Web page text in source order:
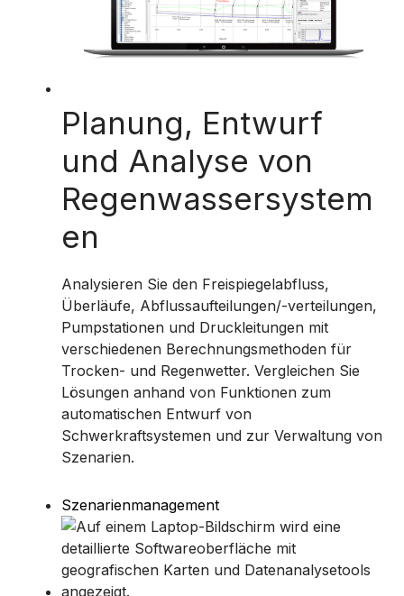
Planung, Entwurf
und Analyse von
Regenwassersystem
en
Analysieren Sie den Freispiegelabfluss,
Überläufe, Abflussaufteilungen/-verteilungen,
Pumpstationen und Druckleitungen mit
verschiedenen Berechnungsmethoden für
Trocken- und Regenwetter. Vergleichen Sie
Lösungen anhand von Funktionen zum
automatischen Entwurf von
Schwerkraftsystemen und zur Verwaltung von
Szenarien.
Szenarienmanagement